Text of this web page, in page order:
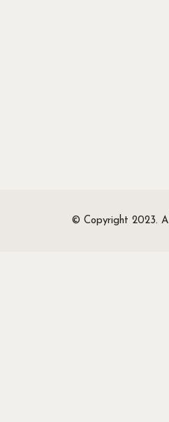
© Copyright 2023.